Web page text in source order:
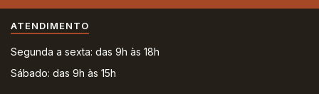
ATENDIMENTO
Segunda a sexta: das 9h às 18h
Sábado: das 9h às 15h